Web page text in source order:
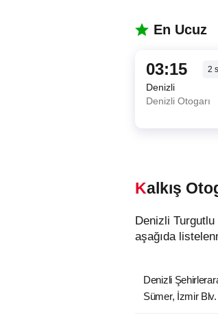
En Ucuz
03:15 2
Denizli
Denizli Otogarı
Kalkış
Denizli Turgutlu otobüs seferleri 1 farklı kalkış noktasından hareket etmektedir. Denizli şehrindeki otobüslerin kalkış noktaları
aşağıda
Denizli
Sümer, İzmir